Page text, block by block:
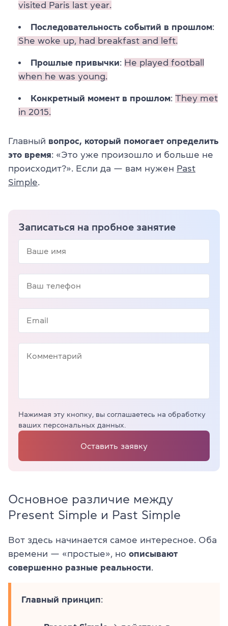
visited Paris last year.
Последовательность событий в прошлом:
She woke up, had breakfast and left.
Прошлые привычки: He played football
when he was young.
Конкретный момент в прошлом: They met
in 2015.
Главный вопрос, который помогает определить
это время: «Это уже произошло и больше не
происходит?». Если да — вам нужен Past
Simple
Записаться на пробное занятие
Нажимая эту кнопку, вы соглашаетесь на обработку
ваших персональных данных.
Оставить заявку
Основное различие между
Present Simple и Past Simple
Вот здесь начинается самое интересное. Оба
времени — «простые», но описывают
совершенно разные реальности
Главный принцип: